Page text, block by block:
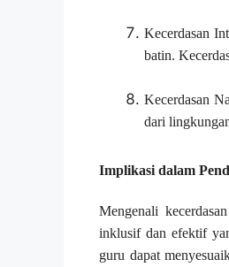
Kecerdasan
batin.
Kecerdasan
dari
Implikasi dalam
Mengenali
inklusif dan efektif
guru dapat